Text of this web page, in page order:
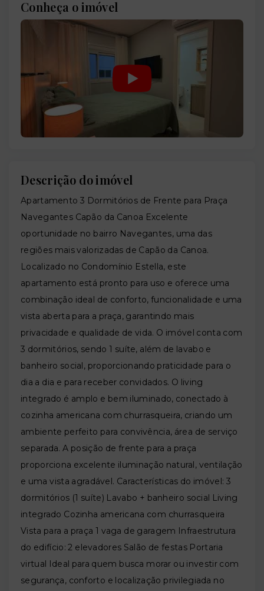
Conheça o imóvel
Descrição do imóvel
Apartamento 3 Dormitórios de Frente para Praça
Navegantes Capão da Canoa Excelente
oportunidade no bairro Navegantes, uma das
regiões mais valorizadas de Capão da Canoa.
Localizado no Condomínio Estella, este
apartamento está pronto para uso e oferece uma
combinação ideal de conforto, funcionalidade e uma
vista aberta para a praça, garantindo mais
privacidade e qualidade de vida. O imóvel conta com
3 dormitórios, sendo 1 suíte, além de lavabo e
banheiro social, proporcionando praticidade para o
dia a dia e para receber convidados. O living
integrado é amplo e bem iluminado, conectado à
cozinha americana com churrasqueira, criando um
ambiente perfeito para convivência, área de serviço
separada. A posição de frente para a praça
proporciona excelente iluminação natural, ventilação
e uma vista agradável. Características do imóvel: 3
dormitórios (1 suíte) Lavabo + banheiro social Living
integrado Cozinha americana com churrasqueira
Vista para a praça 1 vaga de garagem Infraestrutura
do edifício: 2 elevadores Salão de festas Portaria
virtual Ideal para quem busca morar ou investir com
segurança, conforto e localização privilegiada no